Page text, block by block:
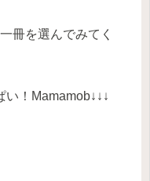
冊を選んでみてく
い！Mamamob↓↓↓